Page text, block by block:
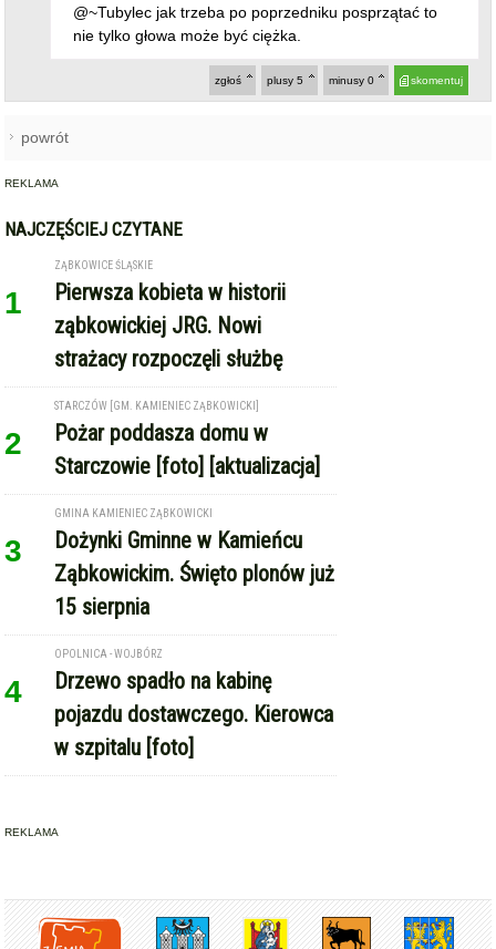
@~Tubylec jak trzeba po poprzedniku posprzątać to
nie tylko głowa może być ciężka.
skomentuj
minusy 0
plusy 5
zgłoś
powrót
REKLAMA
NAJCZĘŚCIEJ CZYTANE
1
ZĄBKOWICE ŚLĄSKIE
Pierwsza kobieta w historii
ząbkowickiej JRG. Nowi
strażacy rozpoczęli służbę
2
STARCZÓW [GM. KAMIENIEC ZĄBKOWICKI]
Pożar poddasza domu w
Starczowie [foto] [aktualizacja]
3
GMINA KAMIENIEC ZĄBKOWICKI
Dożynki Gminne w Kamieńcu
Ząbkowickim. Święto plonów już
15 sierpnia
4
OPOLNICA - WOJBÓRZ
Drzewo spadło na kabinę
pojazdu dostawczego. Kierowca
w szpitalu [foto]
REKLAMA